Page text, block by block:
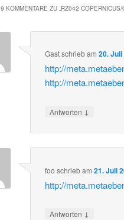
9 KOMMENTARE ZU „ RZ042 COPERNICUS/
Gastschriebam20.
http://
http://
Antworten ↓
foo schriebam21. Juli
http://
Antworten ↓